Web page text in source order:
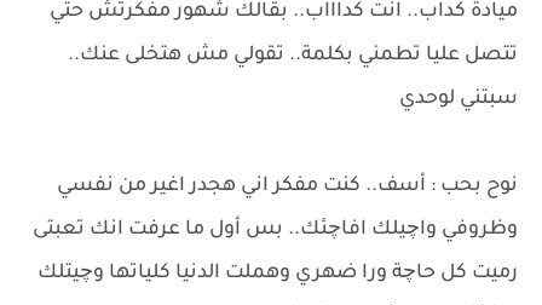
ميادة كداب.. انت كداااب.. بقالك شهور مفكرتش حتي
تتصل عليا تطمني بكلمة.. تقولي مش هتخلى عنك..
سبتني لوحدي
نوح بحب : أسف.. كنت مفكر اني هجدر اغير من نفسي
وظروفي واچيلك افاچئك.. بس أول ما عرفت انك تعبتى
رميت كل حاچة ورا ضهري وهملت الدنيا كلياتها وچيتلك